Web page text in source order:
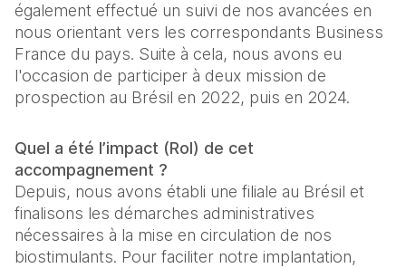
également effectué un suivi de nos avancées en
nous orientant vers les correspondants Business
France du pays. Suite à cela, nous avons eu
l'occasion de participer à deux mission de
prospection au Brésil en 2022, puis en 2024.
Quel a été l’impact (RoI) de cet
accompagnement ?
Depuis, nous avons établi une filiale au Brésil et
finalisons les démarches administratives
nécessaires à la mise en circulation de nos
biostimulants. Pour faciliter notre implantation,